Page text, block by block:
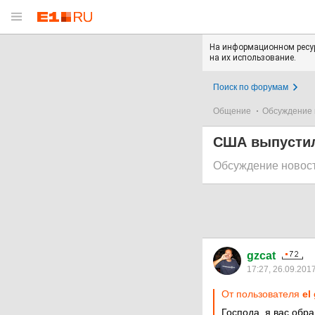
На информационном
на их использование.
Поиск по форумам
Общение Обсуждение
США
Обсуждение
gzcat
17:27,
От пользователя el
Господа, я вас